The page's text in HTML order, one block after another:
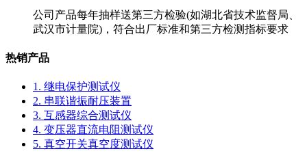
公司产品每年抽样送第三方检验(如湖北省技术监督局、
武汉市计量院)，符合出厂标准和第三方检测指标要求
热销产品
1. 继电保护测试仪
2. 串联谐振耐压装置
3. 互感器综合测试仪
4. 变压器直流电阻测试仪
5. 真空开关真空度测试仪